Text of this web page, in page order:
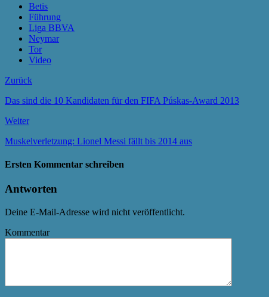
Betis
Führung
Liga BBVA
Neymar
Tor
Video
Zurück
Das sind die 10 Kandidaten für den FIFA Púskas-Award 2013
Weiter
Muskelverletzung: Lionel Messi fällt bis 2014 aus
Ersten Kommentar schreiben
Antworten
Deine E-Mail-Adresse wird nicht veröffentlicht.
Kommentar